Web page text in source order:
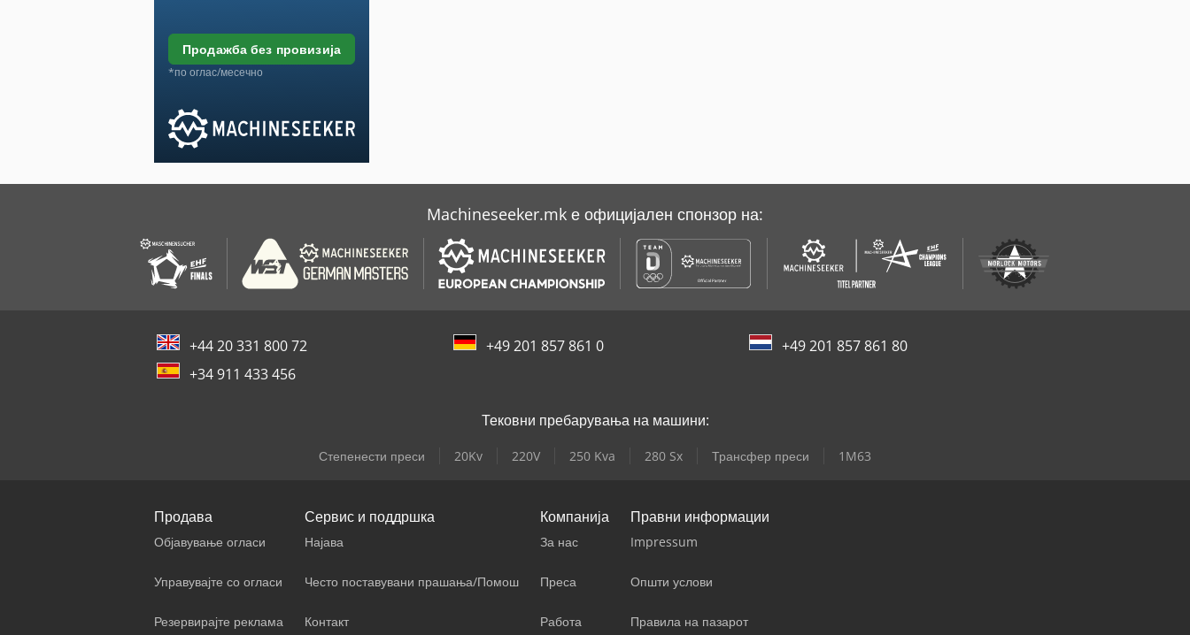
продажба без провизија
*по оглас/месечно
Machineseeker.mk е официјален спонзор на:
+44 20 331 800 72 +49 201 857 861 0
+49 201 857 861 80
+34 911 433 456
Тековни пребарувања на машини:
Степенести преси 20Kv 220V 250 Kva 280 Sx Трансфер преси 1M63
Продава
Објавување огласи
Управувајте со огласи
Резервирајте реклама
Сервис и поддршка
Најава
Често поставувани прашања/Помош
Контакт
Компанија
За нас
Преса
Работа
Правни информации
Impressum
Општи услови
Правила на пазарот